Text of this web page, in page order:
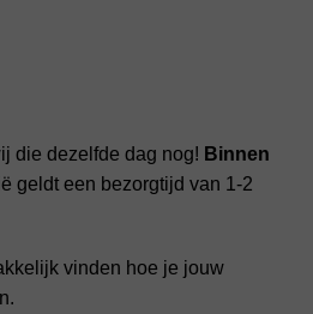
die dezelfde dag nog! Binnen
geldt een bezorgtijd van 1-2
vinden hoe je jouw